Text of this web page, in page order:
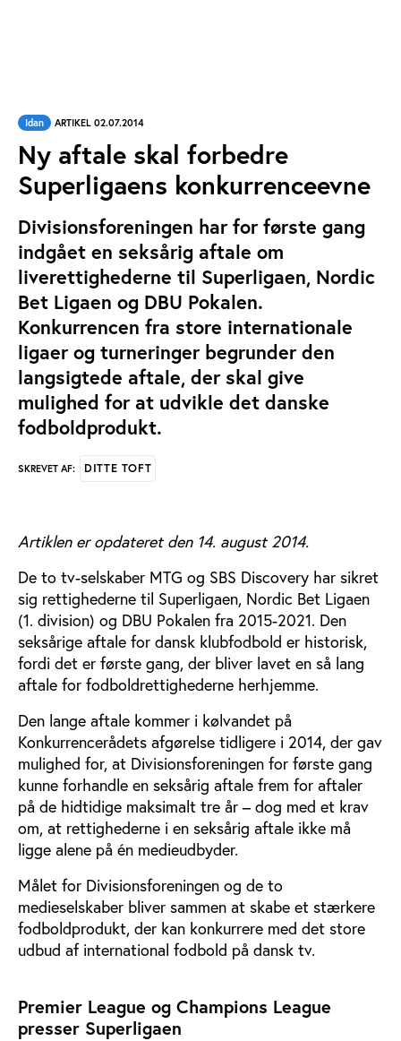
Idan ARTIKEL 02.07.2014
Ny aftale skal forbedre
Superligaens konkurrenceevne
Divisionsforeningen har for første gang
indgået en seksårig aftale om
liverettighederne til Superligaen, Nordic
Bet Ligaen og DBU Pokalen.
Konkurrencen fra store internationale
ligaer og turneringer begrunder den
langsigtede aftale, der skal give
mulighed for at udvikle det danske
fodboldprodukt.
SKREVET AF: DITTE TOFT
Artiklen er opdateret den 14. august 2014.
De to tv-selskaber MTG og SBS Discovery har sikret
sig rettighederne til Superligaen, Nordic Bet Ligaen
(1. division) og DBU Pokalen fra 2015-2021. Den
seksårige aftale for dansk klubfodbold er historisk,
fordi det er første gang, der bliver lavet en så lang
aftale for fodboldrettighederne herhjemme.
Den lange aftale kommer i kølvandet på
Konkurrencerådets afgørelse tidligere i 2014, der gav
mulighed for, at Divisionsforeningen for første gang
kunne forhandle en seksårig aftale frem for aftaler
på de hidtidige maksimalt tre år – dog med et krav
om, at rettighederne i en seksårig aftale ikke må
ligge alene på én medieudbyder.
Målet for Divisionsforeningen og de to
medieselskaber bliver sammen at skabe et stærkere
fodboldprodukt, der kan konkurrere med det store
udbud af international fodbold på dansk tv.
Premier League og Champions League
presser Superligaen